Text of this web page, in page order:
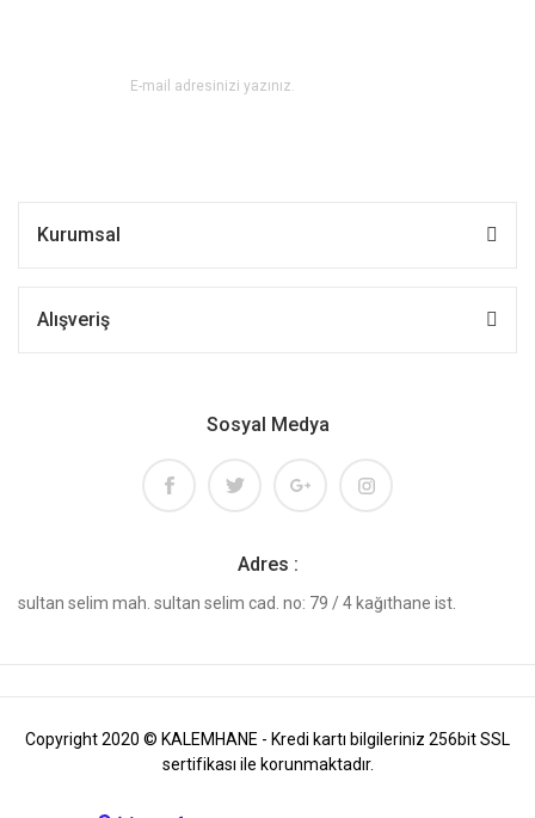
Kurumsal
Alışveriş
Sosyal Medya
Adres :
sultan selim mah. sultan selim cad. no: 79 / 4 kağıthane ist.
Copyright 2020 © KALEMHANE - Kredi kartı bilgileriniz 256bit SSL
sertifikası ile korunmaktadır.